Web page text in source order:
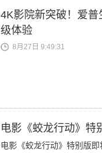
4K影院新突破！爱
级体验
8月27日 9:49:31
电影《蛟龙行动》特
电影《蛟龙行动》特别版